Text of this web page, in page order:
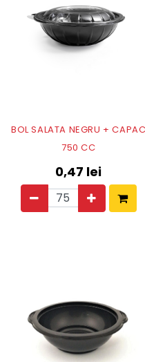
BOL SALATA NEGRU + CAPAC
750 CC
0,47 lei